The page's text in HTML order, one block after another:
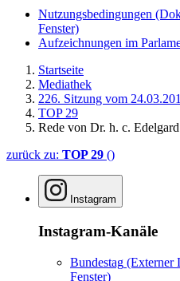
Nutzungsbedingungen
Fenster)
Aufzeichnungen im
Startseite
Mediathek
226. Sitzung vom
TOP 29
Rede von Dr. h. c.
zurück zu: TOP 29 ()
Instagram
Instagram-Kanäle
Bundestag (Externer
Fenster)